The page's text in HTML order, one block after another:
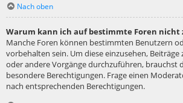
Nach oben
Warum kann ich auf bestimmte Foren nicht
Manche Foren können bestimmten Benutzern
vorbehalten sein. Um diese einzusehen, Beiträge
oder andere Vorgänge durchzuführen, brauchst
besondere Berechtigungen. Frage einen
nach entsprechenden Berechtigungen.